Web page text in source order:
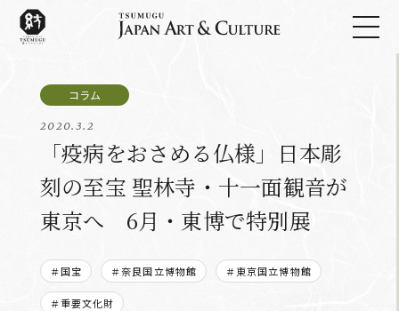
2020.3.2
「疫病をおさめる仏様」日本彫
刻の至宝 聖林寺・十一面観音が
東京へ 6月・東博で特別展
＃国宝 ＃奈良国立博物館 ＃東京国立博物館
＃重要文化財